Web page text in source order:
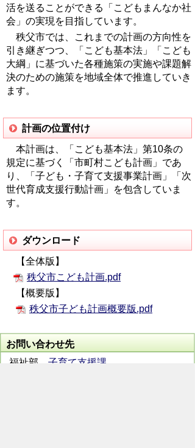
活を送ることができる「こどもまんなか社
会」の実現を目指しています。
秩父市では、これまでの計画の方向性を
引き継ぎつつ、「こども基本法」「こども
大綱」に基づいた各種施策の実施や課題解
決のための施策を地域全体で推進していき
ます。
計画の位置付け
本計画は、「こども基本法」第10条の
規定に基づく「市町村こども計画」であ
り、「子ども・子育て支援事業計画」「次
世代育成支援行動計画」を包含していま
す。
ダウンロード
【全体版】
秩父市こども計画.pdf
【概要版】
秩父市子ども計画概要版.pdf
お問い合わせ先
福祉部 子育て支援課